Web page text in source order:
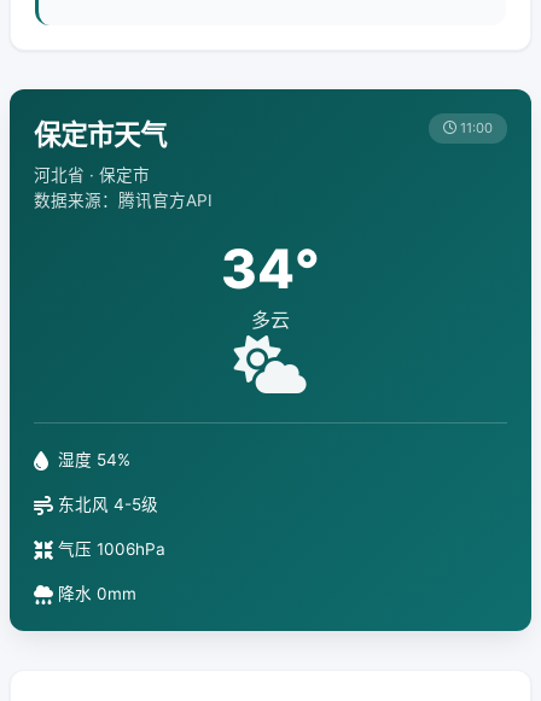
保定市天气
河北省 · 保定市
数据来源：腾讯官方API
11:00
34°
多云
湿度 54%
东北风 4-5级
气压 1006hPa
降水 0mm